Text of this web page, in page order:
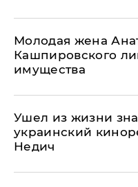
Молодая жена
Кашпировского
имущества
Ушел из жизни
украинский
Недич